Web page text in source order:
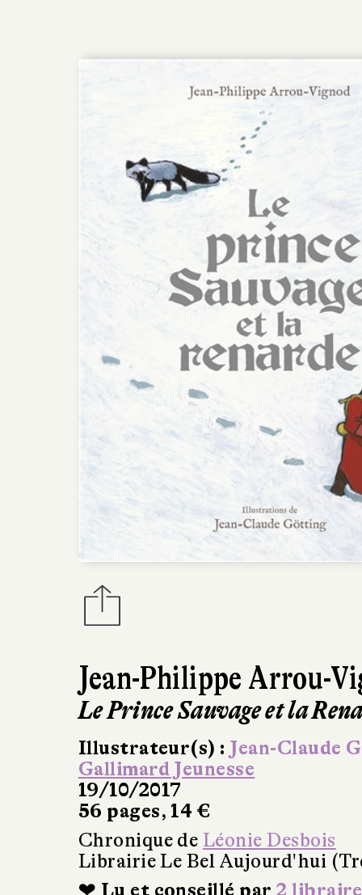
Jean-Philippe Arrou-
Le Prince Sauvage et la
Illustrateur(s) : Jean-Claude
Gallimard Jeunesse
19/10/2017
56 pages, 14 €
Chronique de Léonie Desbois
Librairie Le Bel Aujourd'hui